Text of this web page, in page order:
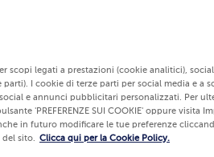
scopi legati a prestazioni (cookie analitici),
I cookie di terze parti per social media e a
e annunci pubblicitari personalizzati. Per
'PREFERENZE SUI COOKIE' oppure visita
in futuro modificare le tue preferenze
del sito. Clicca qui per la Cookie Policy.